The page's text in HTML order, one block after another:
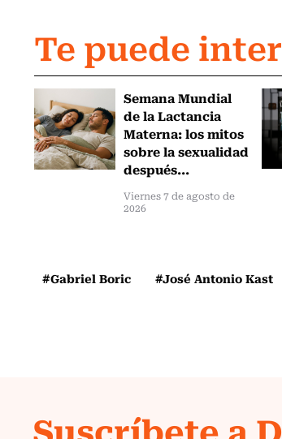
Te puede
Semana Mundial
de la Lactancia
Materna: los mitos
sobre la sexualidad
después...
Viernes 7 de agosto de
2026
#Gabriel Boric #José Antonio Kast